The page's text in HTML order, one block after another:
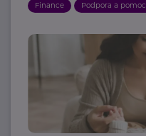
Finance Podpora a pomoc